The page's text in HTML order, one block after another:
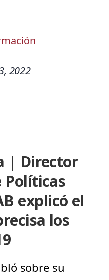
2022
| Director
Políticas
explicó el
los
sobre su